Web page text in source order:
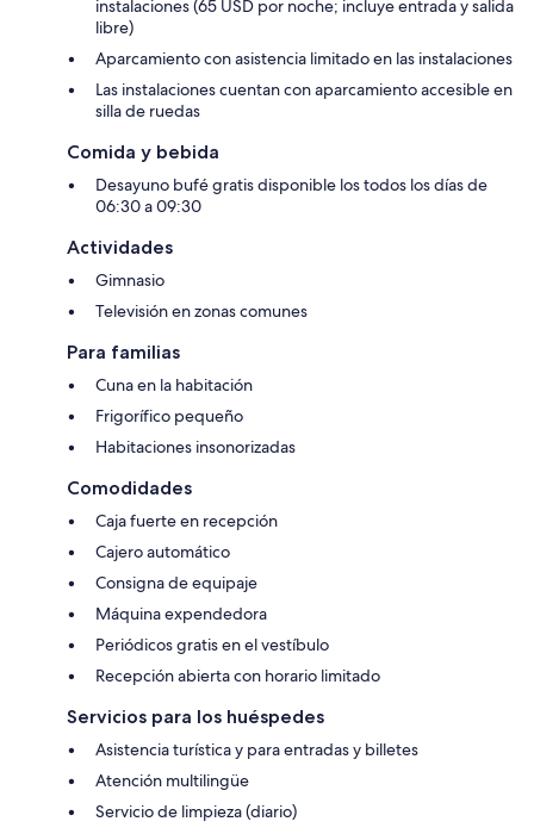
instalaciones (65 USD por noche; incluye entrada y salida
libre)
Aparcamiento con asistencia limitado en las instalaciones
Las instalaciones cuentan con aparcamiento accesible en
silla de ruedas
Comida y bebida
Desayuno bufé gratis disponible los todos los días de
06:30 a 09:30
Actividades
Gimnasio
Televisión en zonas comunes
Para familias
Cuna en la habitación
Frigorífico pequeño
Habitaciones insonorizadas
Comodidades
Caja fuerte en recepción
Cajero automático
Consigna de equipaje
Máquina expendedora
Periódicos gratis en el vestíbulo
Recepción abierta con horario limitado
Servicios para los huéspedes
Asistencia turística y para entradas y billetes
Atención multilingüe
Servicio de limpieza (diario)